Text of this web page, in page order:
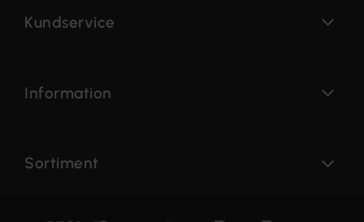
Kundservice
Information
Sortiment